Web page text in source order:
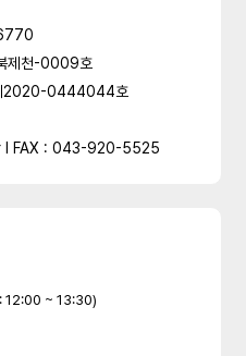
제천-0009호
제2020-0444044호
l FAX : 043-920-5525
12:00 ~ 13:30)